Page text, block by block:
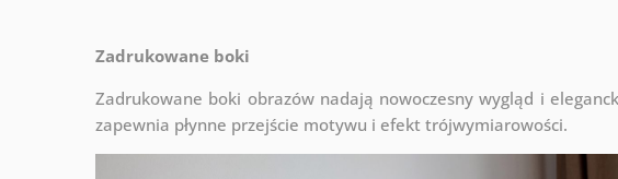
Zadrukowane boki
Zadrukowane boki obrazów nadają nowoczesny wygląd i
zapewnia płynne przejście motywu i efekt trójwymiarowości.